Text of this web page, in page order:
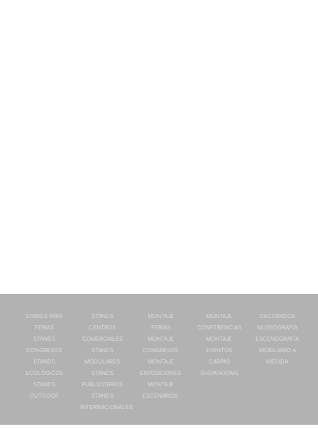
STANDS PARA
FERIAS
STANDS
CONGRESOS
STANDS
ECOLÓGICOS
STANDS
OUTDOOR
STANDS
CENTROS
COMERCIALES
STANDS
MODULARES
STANDS
PUBLICITARIOS
STANDS
INTERNACIONALES
MONTAJE
FERIAS
MONTAJE
CONGRESOS
MONTAJE
EXPOSICIONES
MONTAJE
ESCENARIOS
MONTAJE
CONFERENCIAS
MONTAJE
EVENTOS
CARPAS
SHOWROOMS
DECORADOS
MUSEOGRAFÍA
ESCENOGRAFÍA
MOBILIARIO A
MEDIDA